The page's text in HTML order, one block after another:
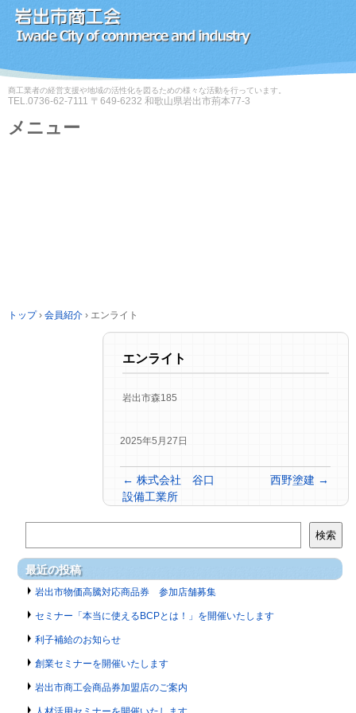
商工業者の経営支援や地域の活性化を図るための様々な活動を行っています。
TEL.0736-62-7111 〒649-6232 和歌山県岩出市荊本77-3
メニュー
トップ › 会員紹介 › エンライト
エンライト
岩出市森185
2025年5月27日
← 株式会社 谷口
設備工業所
西野塗建 →
検索
最近の投稿
岩出市物価高騰対応商品券 参加店舗募集
セミナー「本当に使えるBCPとは！」を開催いたします
利子補給のお知らせ
創業セミナーを開催いたします
岩出市商工会商品券加盟店のご案内